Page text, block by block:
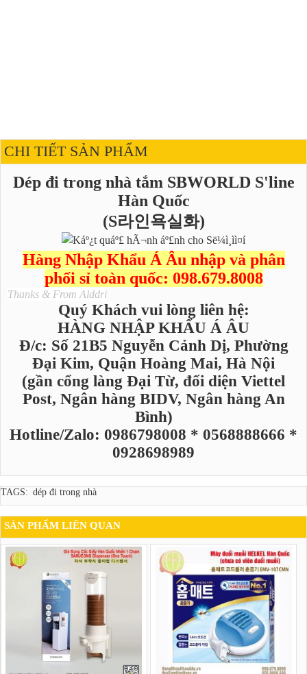
CHI TIẾT SẢN PHẨM
Dép đi trong nhà tắm SBWORLD S'line
Hàn Quốc
(S라인욕실화)
Hàng Nhập Khẩu Á Âu nhập và phân
phối sỉ toàn quốc: 098.679.8008
Thanks & From Alddri
Quý Khách vui lòng liên hệ:
HÀNG NHẬP KHẨU Á ÂU
Đ/c: Số 21B5 Nguyễn Cảnh Dị, Phường
Đại Kim, Quận Hoàng Mai, Hà Nội
(gần cổng làng Đại Từ, đối diện Viettel
Post, Ngân hàng BIDV, Ngân hàng An
Bình)
Hotline/Zalo: 0986798008 * 0568888666 *
0928698989
TAGS: dép đi trong nhà
SẢN PHẨM LIÊN QUAN